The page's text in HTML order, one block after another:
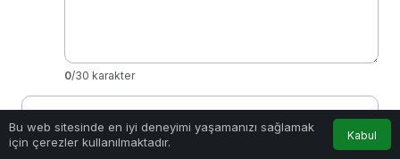
0/30 karakter
Ad *
Bu web sitesinde en iyi deneyimi yaşamanızı sağlamak
için çerezler kullanılmaktadır.
Kabul
Anasayfa Akış Bildirimler
0